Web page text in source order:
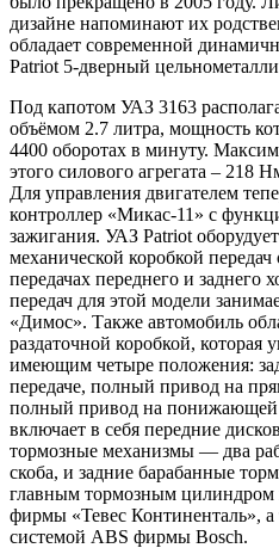
дизайне напоминают их
обладает современной
Patriot 5-дверный
Под капотом УАЗ 3163
объёмом 2.7 литра, мощность
4400 оборотах в минуту.
этого силового агрегата – 218
Для управления двигателем
контроллер «Микас-11» с
зажигания. УАЗ Patriot
механической коробкой
передачах переднего и заднего
передач для этой модели
«Димос». Также автомобиль
раздаточной коробкой, которая
имеющим четыре положения:
передаче, полный привод на
полный привод на понижающей
включает в себя передние
тормозные механизмы — два
скоба, и задние барабанные
главным тормозным
фирмы «Тевес Континенталь»,
системой ABS фирмы Bosch.